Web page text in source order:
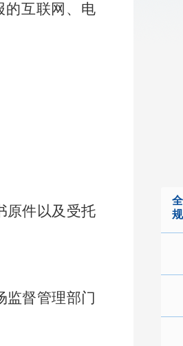
的互联网、电
原件以及受托
监督管理部门